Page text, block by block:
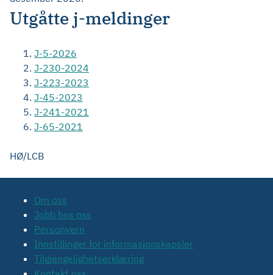
Utgåtte j-meldinger
J-5-2026
J-230-2024
J-223-2023
J-45-2023
J-241-2021
J-65-2021
HØ/LCB
Om oss
Jobb hos oss
Personvern
Innstillinger for informasjonskapsler
Tilgjengelighetserklæring